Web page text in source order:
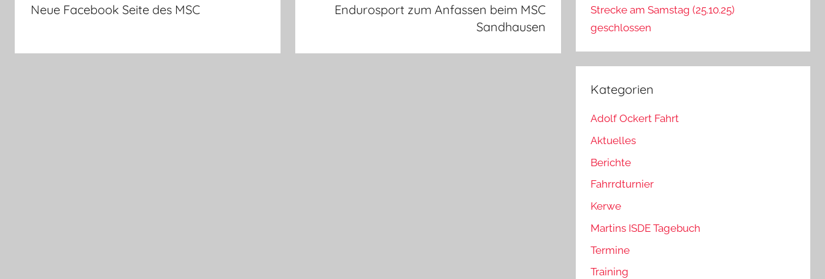
Neue Facebook Seite des MSC
Endurosport zum Anfassen beim MSC
Sandhausen
Strecke am Samstag (25.10.25)
geschlossen
Kategorien
Adolf Ockert Fahrt
Aktuelles
Berichte
Fahrrdturnier
Kerwe
Martins ISDE Tagebuch
Termine
Training